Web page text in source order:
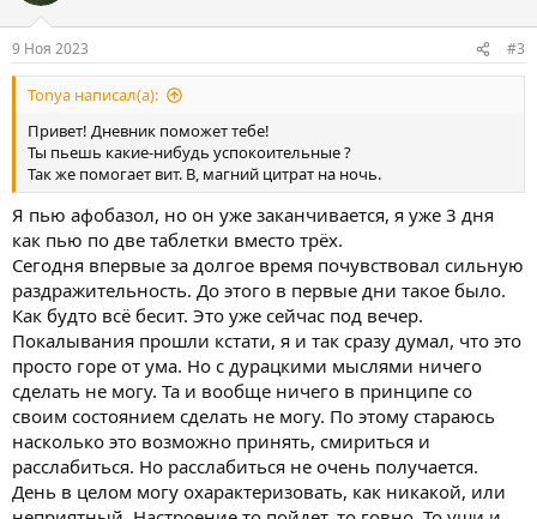
9 Ноя 2023 #3
Tonya написал(а):
Привет! Дневник поможет тебе!
Ты пьешь какие-нибудь успокоительные ?
Так же помогает вит. B, магний цитрат на ночь.
Я пью афобазол, но он уже заканчивается, я уже 3 дня
как пью по две таблетки вместо трёх.
Сегодня впервые за долгое время почувствовал сильную
раздражительность. До этого в первые дни такое было.
Как будто всё бесит. Это уже сейчас под вечер.
Покалывания прошли кстати, я и так сразу думал, что это
просто горе от ума. Но с дурацкими мыслями ничего
сделать не могу. Та и вообще ничего в принципе со
своим состоянием сделать не могу. По этому стараюсь
насколько это возможно принять, смириться и
расслабиться. Но расслабиться не очень получается.
День в целом могу охарактеризовать, как никакой, или